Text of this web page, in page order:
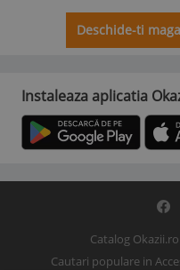
Deschide-ti
Instaleaza aplicatia
Catalog Okazii.ro
Cautari populare in